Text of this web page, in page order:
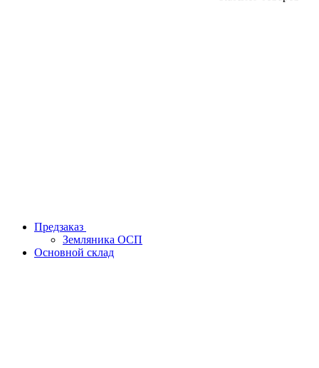
Предзаказ
Земляника ОСП
Основной склад